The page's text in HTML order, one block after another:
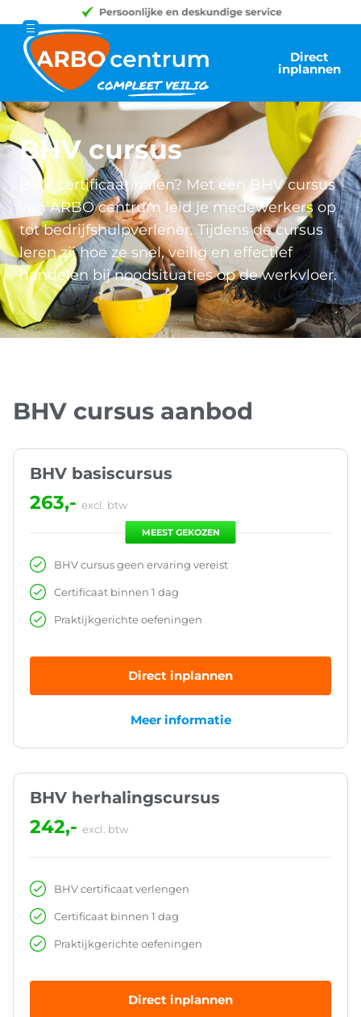
Direct
inplannen
BHV cursus
BHV certificaat halen? Met een BHV cursus
van ARBO centrum leid je medewerkers op
tot bedrijfshulpverlener. Tijdens de cursus
leren zij hoe ze snel, veilig en effectief
handelen bij noodsituaties op de werkvloer.
BHV cursus aanbod
BHV basiscursus
263,- excl. btw
MEEST GEKOZEN
BHV cursus geen ervaring vereist
Certificaat binnen 1 dag
Praktijkgerichte oefeningen
Direct inplannen
Meer informatie
BHV herhalingscursus
242,- excl. btw
BHV certificaat verlengen
Certificaat binnen 1 dag
Praktijkgerichte oefeningen
Direct inplannen